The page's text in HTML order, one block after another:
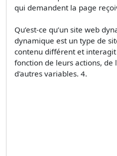
qui demandent la page
Qu’est-ce qu’un site web
dynamique est un type de
contenu différent et
fonction de leurs actions, de
d'autres variables. 4.